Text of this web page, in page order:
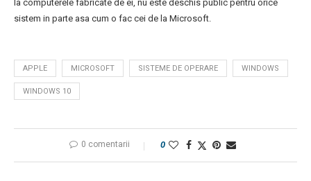
la computerele fabricate de ei, nu este deschis public pentru orice
sistem in parte asa cum o fac cei de la Microsoft.
APPLE MICROSOFT SISTEME DE OPERARE WINDOWS
WINDOWS 10
0 comentarii 0